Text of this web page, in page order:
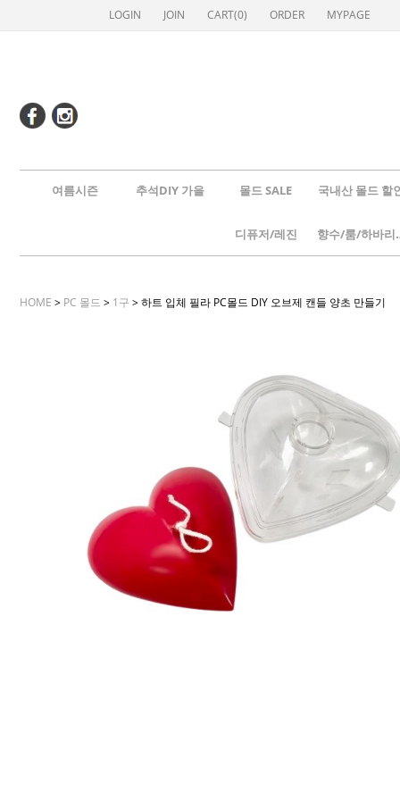
LOGIN JOIN CART(0) ORDER MYPAGE
여름시즌 추석DIY 가을 몰드 SALE 국내산 몰드 할
디퓨저/레진 향
HOME > PC 몰드 > 1구 > 하트 입체 필라 PC몰드 DIY 오브제 캔들 양초 만들기